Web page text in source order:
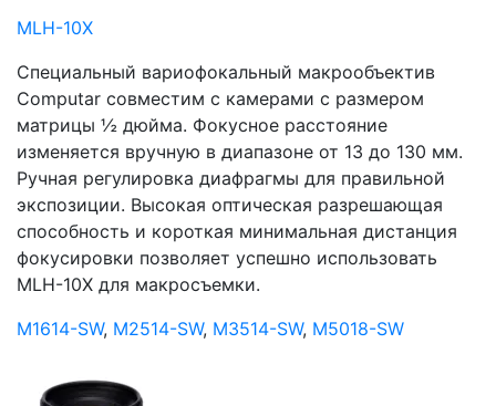
MLH-10X
Специальный вapиофокaльный макрообъeктив
Computar совместим с камерами с размером
матрицы ½ дюйма. Фокусное расстояние
изменяется вручную в диапазоне от 13 до 130 мм.
Ручная регулировка диафрагмы для правильной
экспозиции. Высокая оптическая разрешающая
способность и короткая минимальная дистанция
фокусировки позволяет успешно использовать
MLH-10X для макросъемки.
M1614-SW, M2514-SW, M3514-SW, M5018-SW